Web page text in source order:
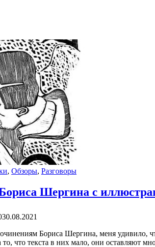
, Обзоры, Разговоры
Шергина с
30.08.2021
Бориса Шергина, меня удивило,
то, что текста в них мало, они оставляют